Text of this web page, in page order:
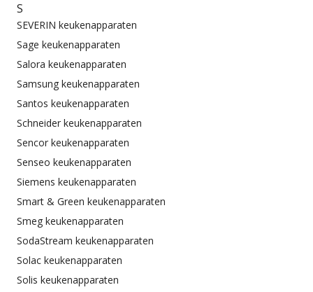
S
SEVERIN keukenapparaten
Sage keukenapparaten
Salora keukenapparaten
Samsung keukenapparaten
Santos keukenapparaten
Schneider keukenapparaten
Sencor keukenapparaten
Senseo keukenapparaten
Siemens keukenapparaten
Smart & Green keukenapparaten
Smeg keukenapparaten
SodaStream keukenapparaten
Solac keukenapparaten
Solis keukenapparaten